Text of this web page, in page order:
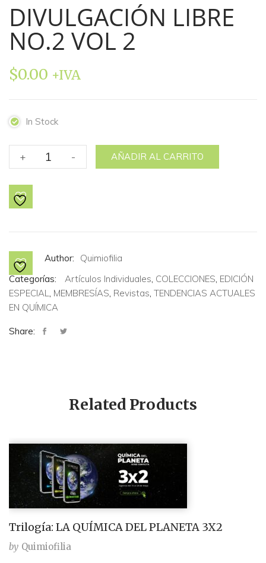
DIVULGACIÓN LIBRE
NO.2 VOL 2
$0.00 +IVA
In Stock
+
DIVULGACIÓN
LIBRE
- AÑADIR AL CARRITO
Author:
Quimiofilia
Categorías:
Artículos Individuales, COLECCIONES, EDICIÓN
ESPECIAL, MEMBRESÍAS, Revistas, TENDENCIAS ACTUALES
EN QUÍMICA
Share:
Related Products
Trilogía: LA QUÍMICA DEL PLANETA 3X2
by Quimiofilia